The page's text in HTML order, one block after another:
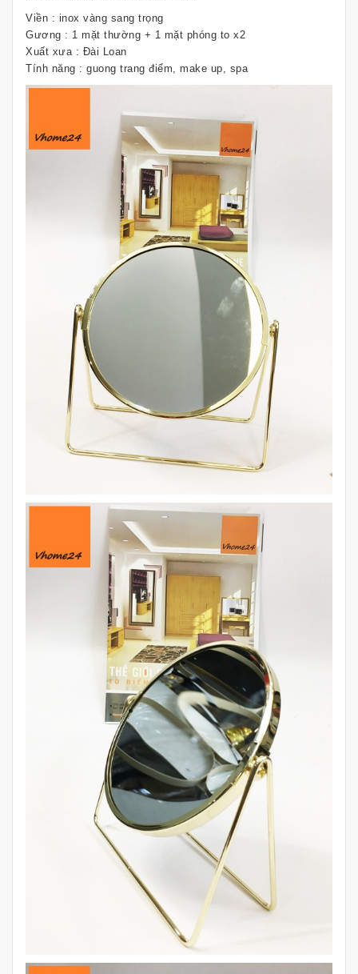
Viền : inox vàng sang trọng
Gương : 1 mặt thường + 1 mặt phóng to x2
Xuất xưa : Đài Loan
Tính năng : guong trang điểm, make up, spa